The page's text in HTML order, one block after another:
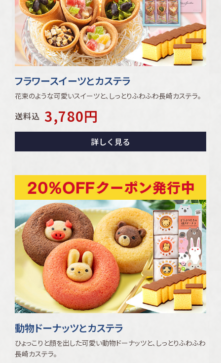
フラワースイーツとカステラ
花束のような可愛いスイーツと､しっとりふわふわ長崎カステラ｡
送料込 3,780円
詳しく見る
動物ドーナッツとカステラ
ひょっこりと顔を出した可愛い動物ドーナッツと､しっとりふわふわ
長崎カステラ｡